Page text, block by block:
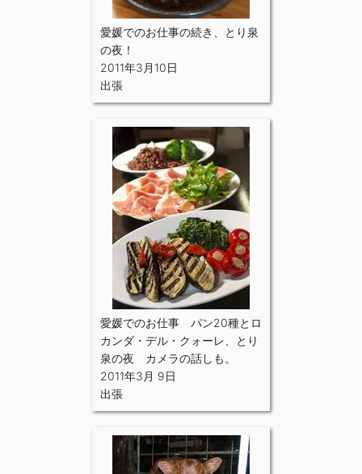
愛媛でのお仕事の続き、とり泉
の夜！
2011年3月10日
出張
愛媛でのお仕事 パン20種とロ
カンダ・デル・クォーレ、とり
泉の夜 カメラの話しも。
2011年3月 9日
出張